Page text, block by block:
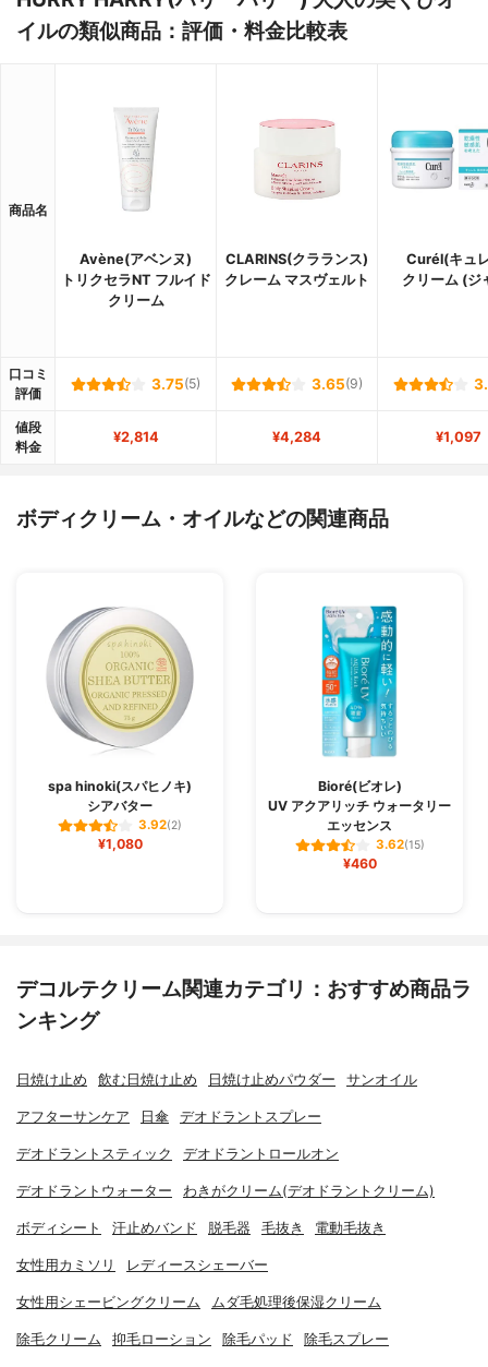
イルの類似商品：評価・料金比較表
商品名
Avène(アベンヌ)
トリクセラNT フルイド
クリーム
CLARINS(クラランス)
クレーム マスヴェルト
Curél(キュ
クリーム (ジ
口コミ
評価
3.75(5) 3.65(9)
値段
料金
¥2,814 ¥4,284 ¥1,097
ボディクリーム・オイルなどの関連商品
spa hinoki(スパヒノキ)
シアバター
3.92(2)
¥1,080
Bioré(ビオレ)
UV アクアリッチ ウォータリー
エッセンス
3.62(15)
¥460
デコルテクリーム関連カテゴリ：おすすめ商品ラ
ンキング
日焼け止め 飲む日焼け止め 日焼け止めパウダー サンオイル
アフターサンケア 日傘 デオドラントスプレー
デオドラントスティック デオドラントロールオン
デオドラントウォーター わきがクリーム(デオドラントクリーム)
ボディシート 汗止めバンド 脱毛器 毛抜き 電動毛抜き
女性用カミソリ レディースシェーバー
女性用シェービングクリーム ムダ毛処理後保湿クリーム
除毛クリーム 抑毛ローション 除毛パッド 除毛スプレー